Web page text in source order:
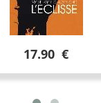
17.90 €